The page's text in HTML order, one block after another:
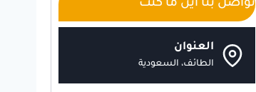
تواصل بنا أين ما كنت
العنوان
الطائف، السعودية